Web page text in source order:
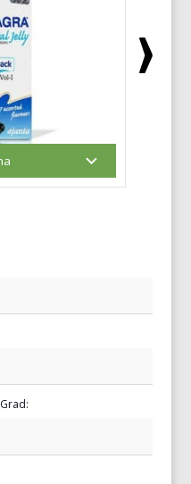
Grad: